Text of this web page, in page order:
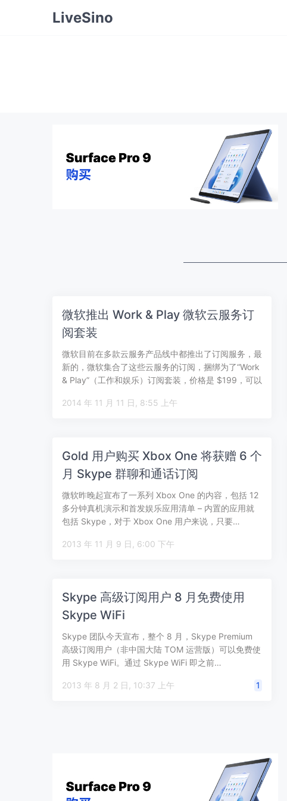
LiveSino
微软推出 Work & Play 微软云服务订
阅套装
微软目前在多款云服务产品线中都推出了订阅服务，最
新的，微软集合了这些云服务的订阅，捆绑为了“Work
& Play”（工作和娱乐）订阅套装，价格是 $199，可以
2014 年 11 月 11 日, 8:55 上午
Gold 用户购买 Xbox One 将获赠 6 个
月 Skype 群聊和通话订阅
微软昨晚起宣布了一系列 Xbox One 的内容，包括 12
多分钟真机演示和首发娱乐应用清单 – 内置的应用就
包括 Skype，对于 Xbox One 用户来说，只要…
2013 年 11 月 9 日, 6:00 下午
Skype 高级订阅用户 8 月免费使用
Skype WiFi
Skype 团队今天宣布，整个 8 月，Skype Premium
高级订阅用户（非中国大陆 TOM 运营版）可以免费使
用 Skype WiFi。通过 Skype WiFi 即之前…
2013 年 8 月 2 日, 10:37 上午 1